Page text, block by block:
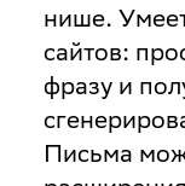
нише.
сайтов:
фразу и
Письма